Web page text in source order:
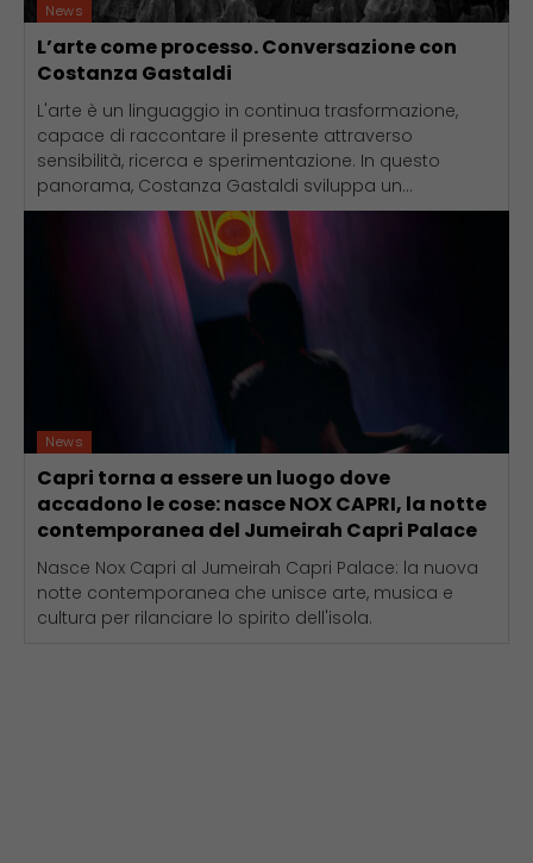
News
L’arte come processo. Conversazione con
Costanza Gastaldi
L'arte è un linguaggio in continua trasformazione,
capace di raccontare il presente attraverso
sensibilità, ricerca e sperimentazione. In questo
panorama, Costanza Gastaldi sviluppa un...
News
Capri torna a essere un luogo dove
accadono le cose: nasce NOX CAPRI, la notte
contemporanea del Jumeirah Capri Palace
Nasce Nox Capri al Jumeirah Capri Palace: la nuova
notte contemporanea che unisce arte, musica e
cultura per rilanciare lo spirito dell'isola.